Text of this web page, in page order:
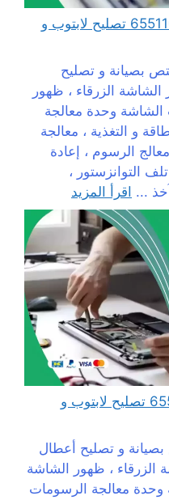
مهندس كمبيوتر الضباعية 65511033 تصليح لابتوب و
بصيانة و تصليح
الزرقاء ، ظهور
الشاشة وحدة معالجة
و التغذية ، معالجة
الرسوم ، إعادة
التوانزستور ،
... اقرأ المزيد
مهندس كمبيوتر الزور 65511033 تصليح لابتوب و
و تصليح أعطال
الزرقاء ، ظهور الشاشة
وحدة معالجة الرسومات